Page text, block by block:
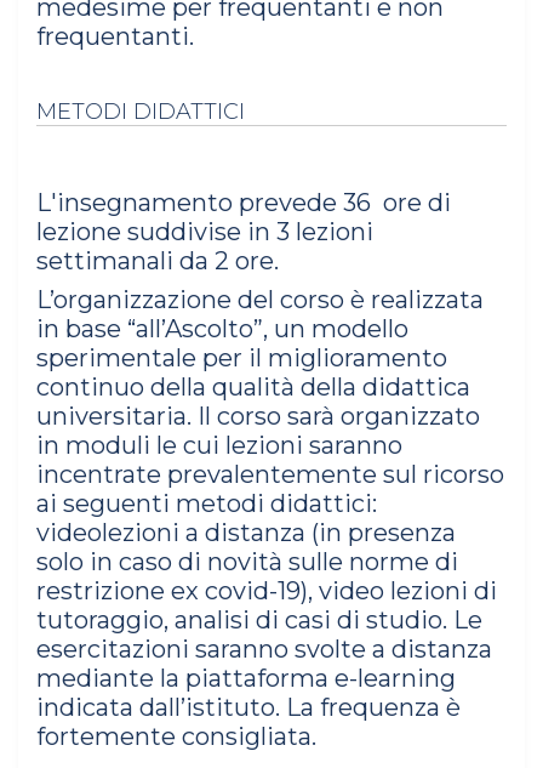
medesime per frequentanti e non
frequentanti.
METODI DIDATTICI
L'insegnamento prevede 36 ore di
lezione suddivise in 3 lezioni
settimanali da 2 ore.
L’organizzazione del corso è realizzata
in base “all’Ascolto”, un modello
sperimentale per il miglioramento
continuo della qualità della didattica
universitaria. Il corso sarà organizzato
in moduli le cui lezioni saranno
incentrate prevalentemente sul ricorso
ai seguenti metodi didattici:
videolezioni a distanza (in presenza
solo in caso di novità sulle norme di
restrizione ex covid-19), video lezioni di
tutoraggio, analisi di casi di studio. Le
esercitazioni saranno svolte a distanza
mediante la piattaforma e-learning
indicata dall’istituto. La frequenza è
fortemente consigliata.